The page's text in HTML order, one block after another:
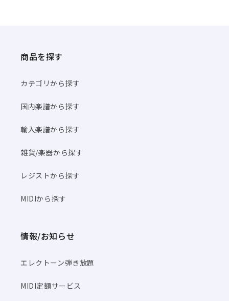
商品を探す
カテゴリから探す
国内楽譜から探す
輸入楽譜から探す
雑貨/楽器から探す
レジストから探す
MIDIから探す
情報/お知らせ
エレクトーン弾き放題
MIDI定額サービス